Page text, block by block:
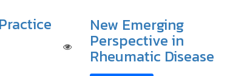
New Emerging
Perspective in
Rheumatic Disease